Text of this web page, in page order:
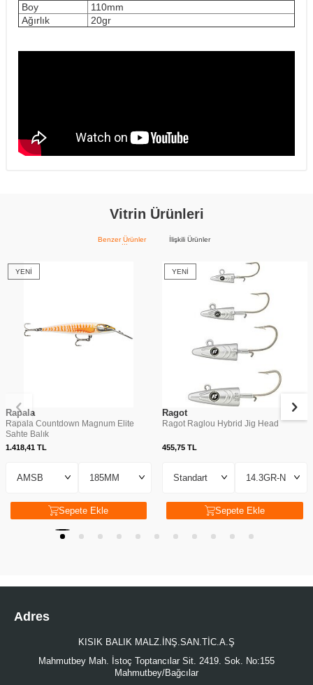
Boy
110mm
Ağırlık
20gr
Vitrin Ürünleri
Benzer Ürünler İlişkili Ürünler
YENI
Rapala
Rapala Countdown Magnum Elite
Sahte Balık
1.418,41 TL
Sepete Ekle
YENI
Ragot
Ragot Raglou Hybrid Jig Head
455,75TL
Sepete Ekle
Adres
KISIK BALIK MALZ.İNŞ.SAN.TİC.A.Ş
Mahmutbey Mah. İstoç Toptancılar Sit. 2419. Sok. No:155
Mahmutbey/Bağcılar